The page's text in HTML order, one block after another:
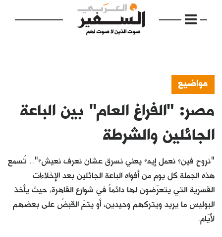
الرئيسية
مواضيع
فكرة
دفاتر
بالصورة
مواضيع
مصر: "الفراغ العام" بين الباعة
الجائلين والشرطة
"نروح فين؟ نعمل إيه؟ يعني نسرق عشان نعرف نعيش؟".. تُسمع
هذه الجملة كل يوم من أفواه الباعة الجائلين بعد الإخلاءات
القسرية التي يتعرّضون لها دائماً في شوارع القاهرة، حيث يأخذ
البوليس ما يريد ويتركهم وحيدين، أو يتمّ القبضُ على بعضهم
لأيّام.